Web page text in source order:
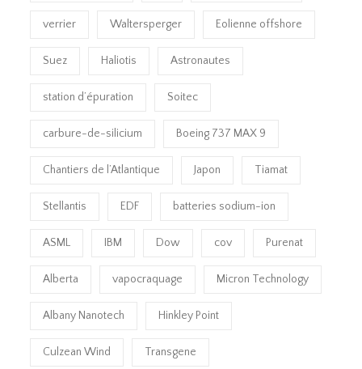
verrier Waltersperger Eolienne offshore
Suez Haliotis Astronautes
station d’épuration Soitec
carbure-de-silicium Boeing 737 MAX 9
Chantiers de l’Atlantique Japon Tiamat
Stellantis EDF batteries sodium-ion
ASML IBM Dow cov Purenat
Alberta vapocraquage Micron Technology
Albany Nanotech Hinkley Point
Culzean Wind Transgene